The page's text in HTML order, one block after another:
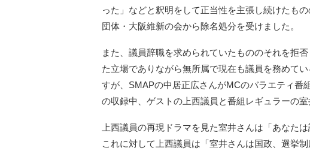
った」などと釈明をして正当性を主張し続けたも
団体・大阪維新の会から除名処分を受けました。
また、議員辞職を求められていたもののそれを拒
た立場でありながら無所属で現在も議員を務めて
すが、SMAPの中居正広さんがMCのバラエティ番
の収録中、ゲストの上西議員と番組レギュラーの室
上西議員の再現ドラマを見た室井さんは「あなた
これに対して上西議員は「室井さんは国政、選挙